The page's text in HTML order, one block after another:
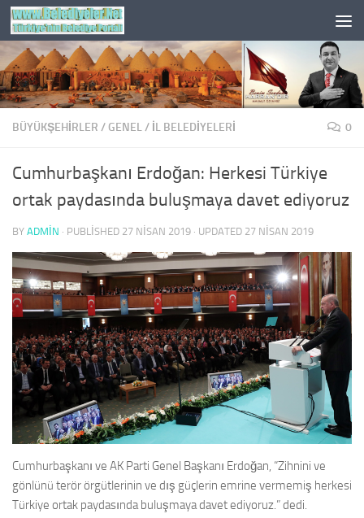
Skip to content
BÜYÜKŞEHİRLER / GENEL/ İL BELEDİYELERİ 0
Cumhurbaşkanı Erdoğan: Herkesi Türkiye
ortak paydasında buluşmaya davet ediyoruz
BY ADMIN · PUBLISHED 27 NISAN 2019 · UPDATED 27 NISAN 2019
Cumhurbaşkanı ve AK Parti Genel Başkanı Erdoğan, “Zihnini ve
gönlünü terör örgütlerinin ve dış güçlerin emrine vermemiş herkesi
Türkiye ortak paydasında buluşmaya davet ediyoruz.” dedi.